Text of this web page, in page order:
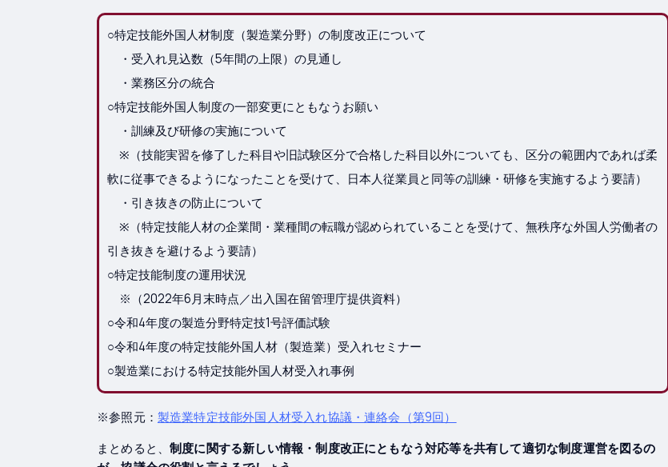
○特定技能外国人材制度（製造業分野）の制度改正について
・受入れ見込数（5年間の上限）の見通し
・業務区分の統合
○特定技能外国人制度の一部変更にともなうお願い
・訓練及び研修の実施について
※（技能実習を修了した科目や旧試験区分で合格した科目以外についても、区分の範囲内であれば柔
軟に従事できるようになったことを受けて、日本人従業員と同等の訓練・研修を実施するよう要請）
・引き抜きの防止について
※（特定技能人材の企業間・業種間の転職が認められていることを受けて、無秩序な外国人労働者の
引き抜きを避けるよう要請）
○特定技能制度の運用状況
※（2022年6月末時点／出入国在留管理庁提供資料）
○令和4年度の製造分野特定技1号評価試験
○令和4年度の特定技能外国人材（製造業）受入れセミナー
○製造業における特定技能外国人材受入れ事例
※参照元： 製造業特定技能外国人材受入れ協議・連絡会（第9回）
まとめると、制度に関する新しい情報・制度改正にともなう対応等を共有して適切な制度運営を図るの